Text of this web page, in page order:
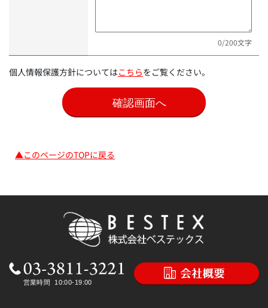
0/200文字
個人情報保護方針についてはこちらをご覧ください。
▲このページのTOPに戻る